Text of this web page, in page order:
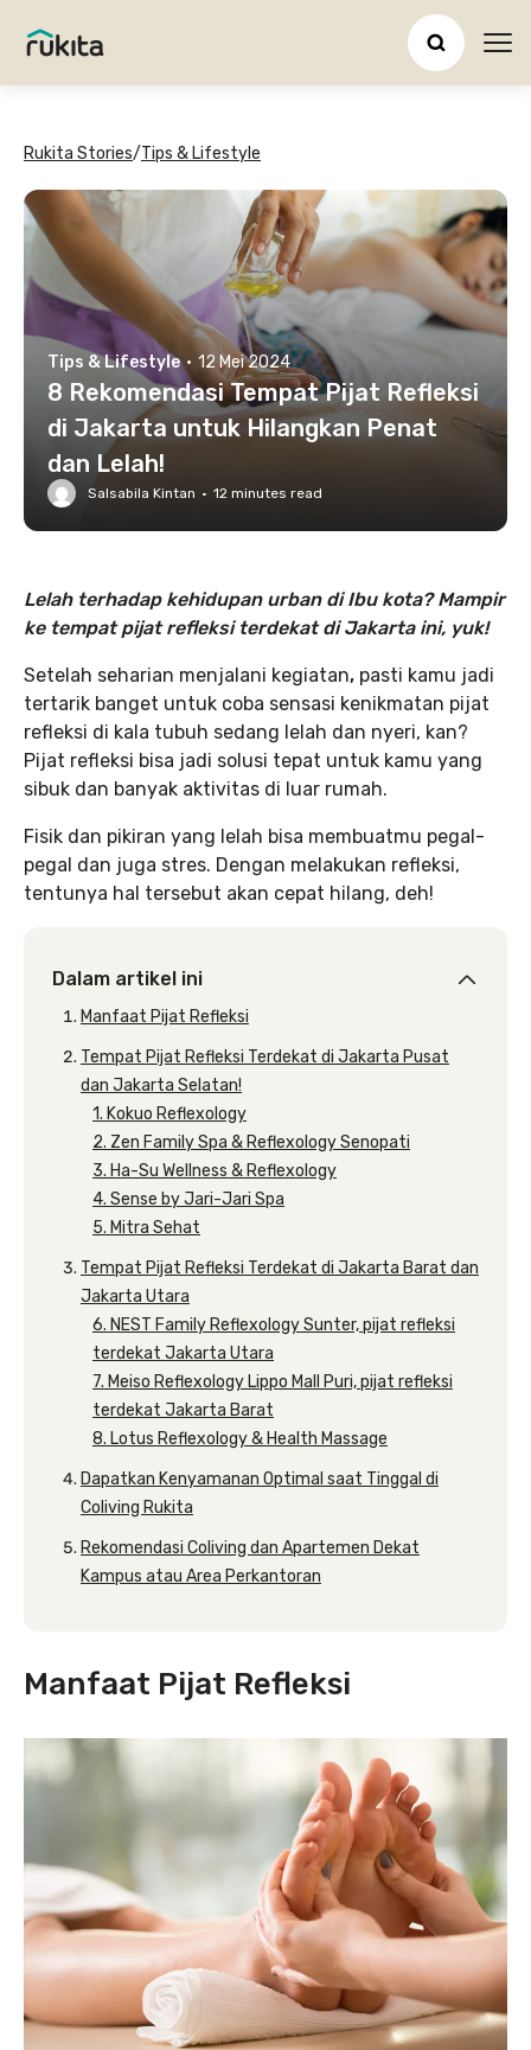
Rukita Stories/Tips & Lifestyle
Tips & Lifestyle · 12 Mei 2024
8 Rekomendasi Tempat Pijat Refleksi
di Jakarta untuk Hilangkan Penat
dan Lelah!
Salsabila Kintan · 12 minutes read
Lelah terhadap kehidupan urban di Ibu kota? Mampir
ke tempat pijat refleksi terdekat di Jakarta ini, yuk!
Setelah seharian menjalani kegiatan, pasti kamu jadi
tertarik banget untuk coba sensasi kenikmatan pijat
refleksi di kala tubuh sedang lelah dan nyeri, kan?
Pijat refleksi bisa jadi solusi tepat untuk kamu yang
sibuk dan banyak aktivitas di luar rumah.
Fisik dan pikiran yang lelah bisa membuatmu pegal-
pegal dan juga stres. Dengan melakukan refleksi,
tentunya hal tersebut akan cepat hilang, deh!
Dalam artikel ini
Manfaat Pijat Refleksi
Tempat Pijat Refleksi Terdekat di Jakarta Pusat
dan Jakarta Selatan!
1. Kokuo Reflexology
2. Zen Family Spa & Reflexology Senopati
3. Ha-Su Wellness & Reflexology
4. Sense by Jari-Jari Spa
5. Mitra Sehat
Tempat Pijat Refleksi Terdekat di Jakarta Barat dan
Jakarta Utara
6. NEST Family Reflexology Sunter, pijat refleksi
terdekat Jakarta Utara
7. Meiso Reflexology Lippo Mall Puri, pijat refleksi
terdekat Jakarta Barat
8. Lotus Reflexology & Health Massage
Dapatkan Kenyamanan Optimal saat Tinggal di
Coliving Rukita
Rekomendasi Coliving dan Apartemen Dekat
Kampus atau Area Perkantoran
Manfaat Pijat Refleksi